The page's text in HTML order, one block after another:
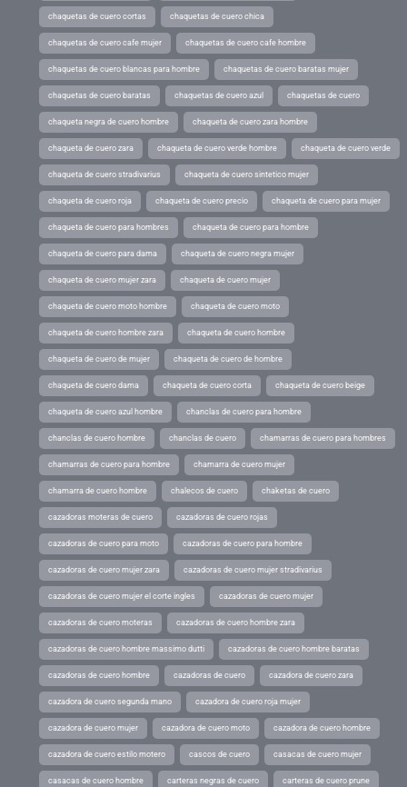
chaquetas de cuero cortas chaquetas de cuero chica
chaquetas de cuero cafe mujer chaquetas de cuero cafe hombre
chaquetas de cuero blancas para hombre chaquetas de cuero baratas mujer
chaquetas de cuero baratas chaquetas de cuero azul chaquetas de cuero
chaqueta negra de cuero hombre chaqueta de cuero zara hombre
chaqueta de cuero zara chaqueta de cuero verde hombre chaqueta de cuero verde
chaqueta de cuero stradivarius chaqueta de cuero sintetico mujer
chaqueta de cuero roja chaqueta de cuero precio chaqueta de cuero para mujer
chaqueta de cuero para hombres chaqueta de cuero para hombre
chaqueta de cuero para dama chaqueta de cuero negra mujer
chaqueta de cuero mujer zara chaqueta de cuero mujer
chaqueta de cuero moto hombre chaqueta de cuero moto
chaqueta de cuero hombre zara chaqueta de cuero hombre
chaqueta de cuero de mujer chaqueta de cuero de hombre
chaqueta de cuero dama chaqueta de cuero corta chaqueta de cuero beige
chaqueta de cuero azul hombre chanclas de cuero para hombre
chanclas de cuero hombre chanclas de cuero chamarras de cuero para hombres
chamarras de cuero para hombre chamarra de cuero mujer
chamarra de cuero hombre chalecos de cuero chaketas de cuero
cazadoras moteras de cuero cazadoras de cuero rojas
cazadoras de cuero para moto cazadoras de cuero para hombre
cazadoras de cuero mujer zara cazadoras de cuero mujer stradivarius
cazadoras de cuero mujer el corte ingles cazadoras de cuero mujer
cazadoras de cuero moteras cazadoras de cuero hombre zara
cazadoras de cuero hombre massimo dutti cazadoras de cuero hombre baratas
cazadoras de cuero hombre cazadoras de cuero cazadora de cuero zara
cazadora de cuero segunda mano cazadora de cuero roja mujer
cazadora de cuero mujer cazadora de cuero moto cazadora de cuero hombre
cazadora de cuero estilo motero cascos de cuero casacas de cuero mujer
casacas de cuero hombre carteras negras de cuero carteras de cuero prune